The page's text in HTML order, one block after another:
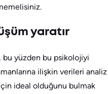
yaratır
bu yüzden bu psikolojiyi
ilişkin verileri analiz
ideal olduğunu bulmak